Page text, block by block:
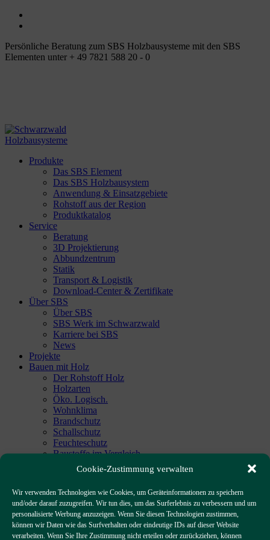
Cookie-Zustimmung verwalten
Wir verwenden Technologien wie Cookies, um Geräteinformationen zu speichern
und/oder darauf zuzugreifen. Wir tun dies, um das Surferlebnis zu verbessern und um
personalisierte Werbung anzuzeigen. Wenn Sie diesen Technologien zustimmen,
können wir Daten wie das Surfverhalten oder eindeutige IDs auf dieser Website
verarbeiten. Wenn Sie Ihre Zustimmung nicht erteilen oder zurückziehen, können
Persönliche Beratung zum SBS Holzbausysteme mit den SBS
Elementen unter + 49 7821 588 20 - 0
Produkte
Das SBS Element
Das SBS Holzbausystem
Anwendung & Einsatzgebiete
Rohstoff aus der Region
Produktkatalog
Service
Beratung
3D Projektierung
Abbundzentrum
Statik
Transport & Logistik
Download-Center & Zertifikate
Über SBS
Über SBS
SBS Werk im Schwarzwald
Karriere bei SBS
News
Projekte
Bauen mit Holz
Der Rohstoff Holz
Holzarten
Öko. Logisch.
Wohnklima
Brandschutz
Schallschutz
Feuchteschutz
Baustoffe im Vergleich
Kontakt & Anfahrt
Impressum